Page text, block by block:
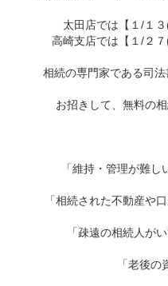
太田店では【１/１
高崎支店では【１/２
相続の専門家である司
お招きして、無料の
「維持・管理が難し
「相続された不動産や
「疎遠の相続人が
「老後の